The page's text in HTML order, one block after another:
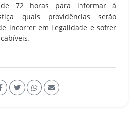
72 horas para informar à
quais providências serão
incorrer em ilegalidade e sofrer